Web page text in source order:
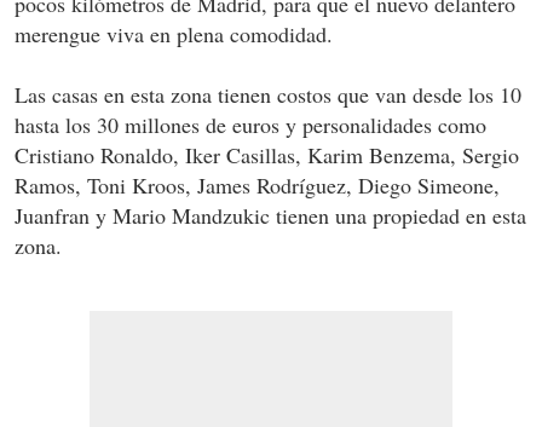
merengue viva en plena comodidad.
Las casas en esta zona tienen costos que van desde los 10
hasta los 30 millones de euros y personalidades como
Cristiano Ronaldo, Iker Casillas, Karim Benzema, Sergio
Ramos, Toni Kroos, James Rodríguez, Diego Simeone,
Juanfran y Mario Mandzukic tienen una propiedad en esta
zona.